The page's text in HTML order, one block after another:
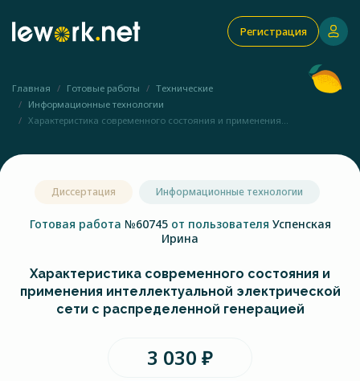
Регистрация
Главная Готовые работы
Технические
Информационные технологии
Характеристика современного состояния и применения...
Диссертация Информационные технологии
Готовая работа №60745 от пользователя Успенская
Ирина
Характеристика современного состояния и
применения интеллектуальной электрической
сети с распределенной генерацией
3 030 ₽